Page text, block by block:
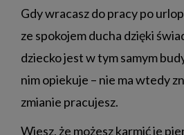
Gdy wracasz do pracy po
ze spokojem ducha dzięki
dziecko jest w tym samym
nim opiekuje – nie ma wtedy
zmianie pracujesz.
Wiesz, że możesz karmić je